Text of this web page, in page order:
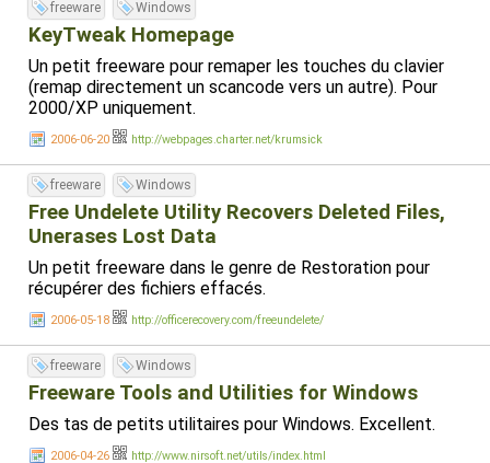
freeware Windows
KeyTweak Homepage
Un petit freeware pour remaper les touches du clavier
(remap directement un scancode vers un autre). Pour
2000/XP uniquement.
2006-06-20 http://webpages.charter.net/krumsick
freeware Windows
Free Undelete Utility Recovers Deleted Files,
Unerases Lost Data
Un petit freeware dans le genre de Restoration pour
récupérer des fichiers effacés.
2006-05-18 http://officerecovery.com/freeundelete/
freeware Windows
Freeware Tools and Utilities for Windows
Des tas de petits utilitaires pour Windows. Excellent.
2006-04-26 http://www.nirsoft.net/utils/index.html